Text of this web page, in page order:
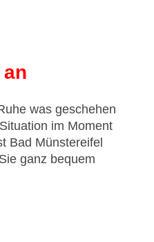
was geschehen
im Moment
Bad Münstereifel
ganz bequem